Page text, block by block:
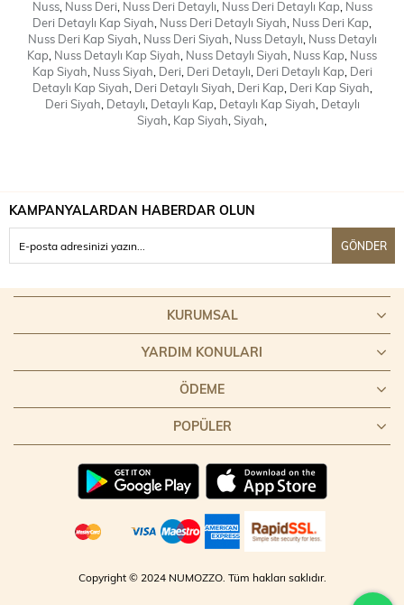
Nuss, Nuss Deri, Nuss Deri Detaylı Nuss Deri Detaylı Kap, Nuss
Deri Detaylı Kap Siyah Nuss Deri Detaylı Siyah Nuss Deri Kap
Nuss Deri Kap Siyah Nuss Deri Siyah Nuss Detaylı Nuss Detaylı
Kap Nuss Detaylı Kap Siyah Nuss Detaylı Siyah Nuss Kap Nuss
Kap Siyah Nuss Siyah Deri, Deri Detaylı Deri Detaylı Kap, Deri
Detaylı Kap Siyah Deri Detaylı Siyah Deri Kap, Deri Kap Siyah
Deri Siyah Detaylı Detaylı Kap, Detaylı Kap Siyah Detaylı
Siyah Kap Siyah Siyah
KAMPANYALARDAN HABERDAR OLUN
GÖNDER
KURUMSAL
YARDIM KONULARI
ÖDEME
POPÜLER
Copyright © 2024 NUMOZZO. Tüm hakları saklıdır.